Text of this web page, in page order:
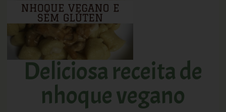
Deliciosa receita de
nhoque vegano